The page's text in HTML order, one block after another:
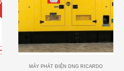
MÁY PHÁT ĐIỆN DNG RICARDO